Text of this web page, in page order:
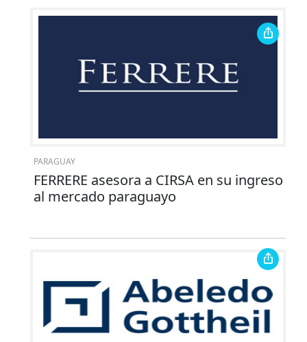
PARAGUAY
FERRERE asesora a CIRSA en su ingreso
al mercado paraguayo